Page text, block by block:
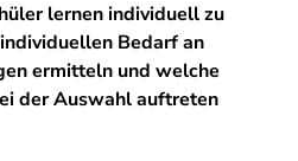
lernen individuell zu
Bedarf an
ermitteln und welche
der Auswahl auftreten